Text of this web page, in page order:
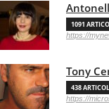
1091
https://
Tony
438
https://